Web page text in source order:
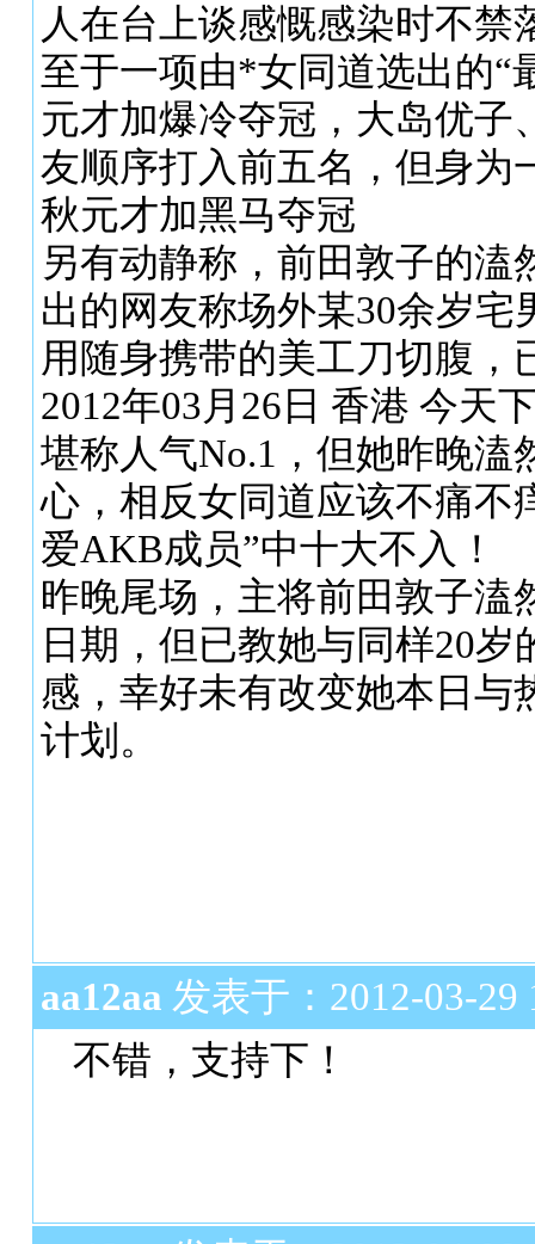
人在台上谈感慨感染时不禁
至于一项由*女同道选出的“
元才加爆冷夺冠，大岛优子
友顺序打入前五名，但身为
秋元才加黑马夺冠
另有动静称，前田敦子的
出的网友称场外某30余岁
用随身携带的美工刀切腹，
2012年03月26日 香港 今天
堪称人气No.1，但她昨晚
心，相反女同道应该不痛不
爱AKB成员”中十大不入！
昨晚尾场，主将前田敦子溘
日期，但已教她与同样20
感，幸好未有改变她本日与
计划。
aa12aa 发表于：2012-03-29
不错，支持下！